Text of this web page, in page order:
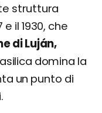
struttura
il 1930, che
di Luján,
domina la
un punto di